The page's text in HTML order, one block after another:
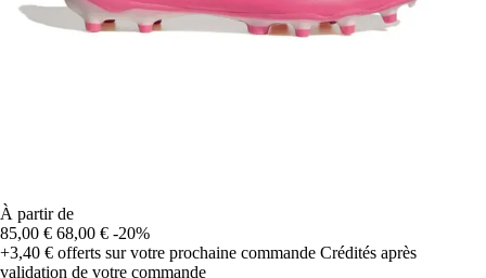
À partir de
85,00 € 68,00 € -20%
+3,40 € offerts sur votre prochaine commande Crédités après
validation de votre commande